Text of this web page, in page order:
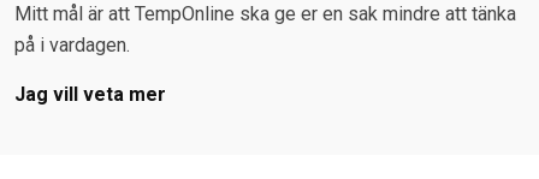
Mitt mål är att TempOnline ska ge er en sak mindre att tänka
på i vardagen.
Jag vill veta mer